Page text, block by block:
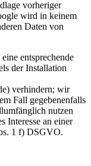
vorheriger
wird in keinem
Daten von
entsprechende
der Installation
verhindern; wir
Fall gegebenenfalls
nutzen
Interesse an einer
1 f) DSGVO.